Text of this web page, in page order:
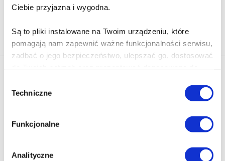
Ciebie przyjazna i wygodna.
Są to pliki instalowane na Twoim urządzeniu, które
pomagają nam zapewnić ważne funkcjonalności serwisu,
zadbać o jego bezpieczeństwo, ulepszać go, dostosować
Poza plikami, które są nam niezbędne do prawidłowego
i bezpiecznego działania serwisu - są także takie, które
wymagają Twojej zgody.
Każda udzielona zgoda poprawi Twoje doświadczenia
zgody
Techniczne
Funkcjonalne
Analityczne
Klikając ZAPISZ SIĘ, zgadzasz się na otrzymywanie informacji
marketingowych dotyczących virtualo.pl oraz partnerów biznesowych
Zgodę można wycofać w każdym czasie w sposób określony w
Polityce Prywatności
dokonanego przed jej wycofaniem.